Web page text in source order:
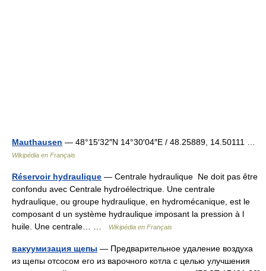
Mauthausen — 48°15′32″N 14°30′04″E / 48.25889, 14.50111 …
Wikipédia en Français
Réservoir hydraulique — Centrale hydraulique Ne doit pas être
confondu avec Centrale hydroélectrique. Une centrale
hydraulique, ou groupe hydraulique, en hydromécanique, est le
composant d un système hydraulique imposant la pression à l
huile. Une centrale… …
Wikipédia en Français
вакуумизация щепы — Предварительное удаление воздуха
из щепы отсосом его из варочного котла с целью улучшения